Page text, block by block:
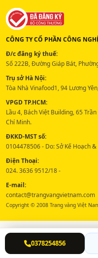
0378254856
CÔNG TY CỔ PHẦN CÔNG
Đ/c đăng ký thuế:
Số 222B, Đường Giáp Bát,
Trụ sở Hà Nội:
Tòa Nhà Vinafood1, 94 Lương
VPGD TP.HCM:
Lầu 4, Bách Việt Building, 65
Chí Minh.
ĐKKD-MST số:
0104478506 - Do: Sở Kế Hoạch
Điện Thoại:
024. 3636 9512/18 -
E-mail:
contact@trangvangvietnam.com
Copyright © 2008 Trang vàng Việt